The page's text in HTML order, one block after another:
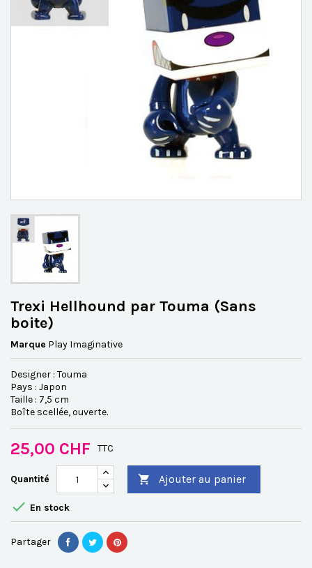
Trexi Hellhound par Touma (Sans
boite)
Marque Play Imaginative
Designer : Touma
Pays : Japon
Taille : 7,5 cm
Boîte scellée, ouverte.
25,00 CHF TTC
Quantité  Ajouter au panier
 En stock
Partager